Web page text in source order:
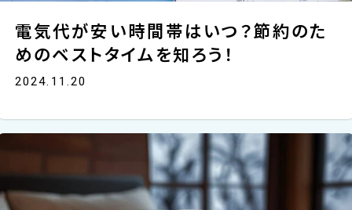
電気代が安い時間帯はいつ？節約のた
めのベストタイムを知ろう！
2024.11.20